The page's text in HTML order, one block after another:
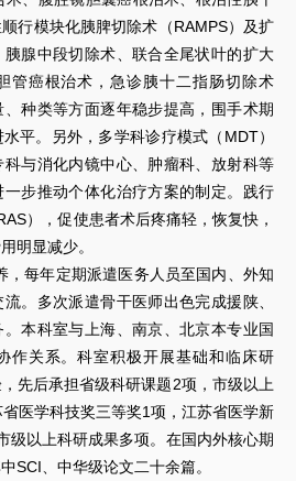
行模块化胰脾切除术（RAMPS）及扩
腺中段切除术、联合全尾状叶的扩大
管癌根治术，急诊胰十二指肠切除术
种类等方面逐年稳步提高，围手术期
平。另外，多学科诊疗模式（MDT）
与消化内镜中心、肿瘤科、放射科等
步推动个体化治疗方案的制定。践行
），促使患者术后疼痛轻，恢复快，
明显减少。
年定期派遣医务人员至国内、外知
。多次派遣骨干医师出色完成援陕、
本科室与上海、南京、北京本专业国
作关系。科室积极开展基础和临床研
先后承担省级科研课题2项，市级以上
医学科技奖三等奖1项，江苏省医学新
级以上科研成果多项。在国内外核心期
SCI、中华级论文二十余篇。